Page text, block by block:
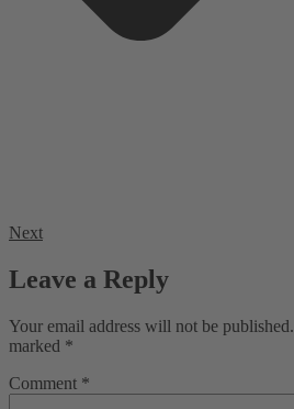
Next
Leave a Reply
Your email address will not be published.
marked *
Comment *